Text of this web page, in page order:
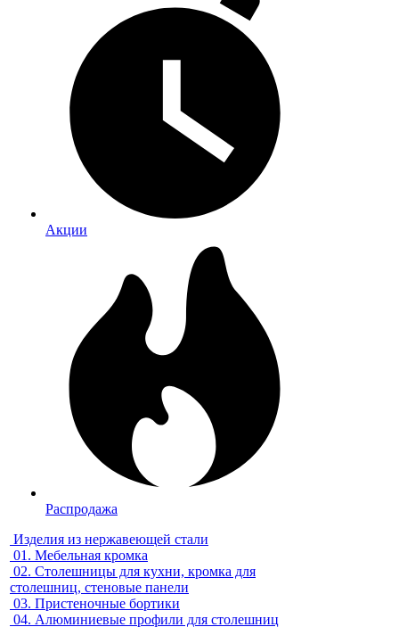
Акции
Распродажа
Изделия из нержавеющей стали
01. Мебельная кромка
02. Столешницы для кухни, кромка для
столешниц, стеновые панели
03. Пристеночные бортики
04. Алюминиевые профили для столешниц